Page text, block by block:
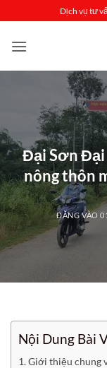
qua
nội
Dịch vụ tư
Đại Sơn Đại
nông thôn
ĐĂNG VÀO
Nội Dung Bài
Giới thiệu chung